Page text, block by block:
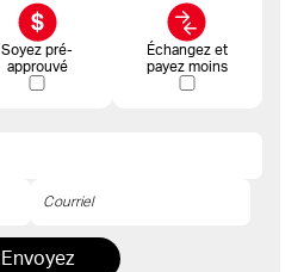
Soyez pré-
approuvé
Échangez et
payez moins
Envoyez